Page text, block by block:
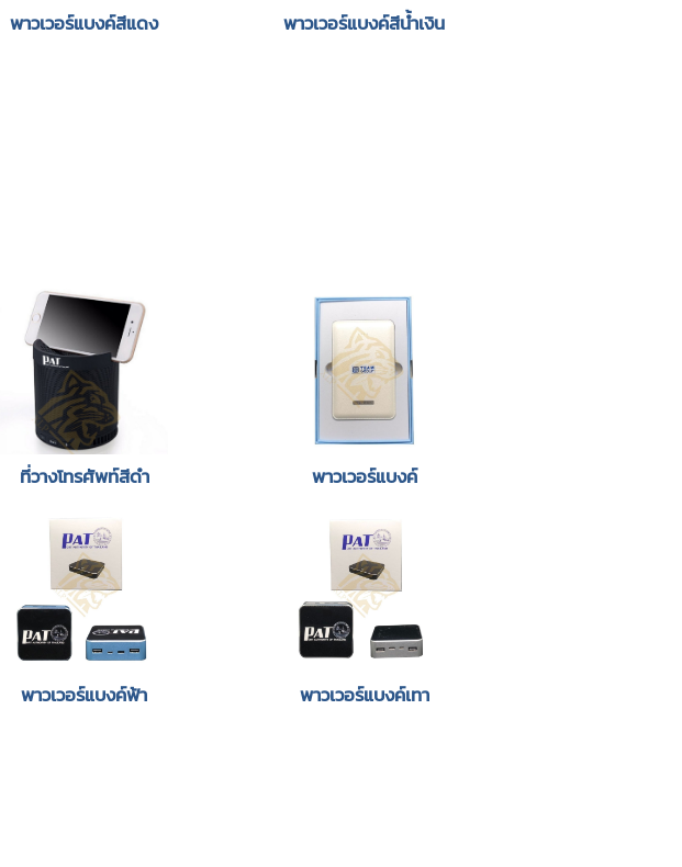
พาวเวอร์แบงค์สีแดง พาวเวอร์แบงค์สีน้ำเงิน
ที่วางโทรศัพท์สีดำ พาวเวอร์แบงค์
พาวเวอร์แบงค์ฟ้า พาวเวอร์แบงค์เทา